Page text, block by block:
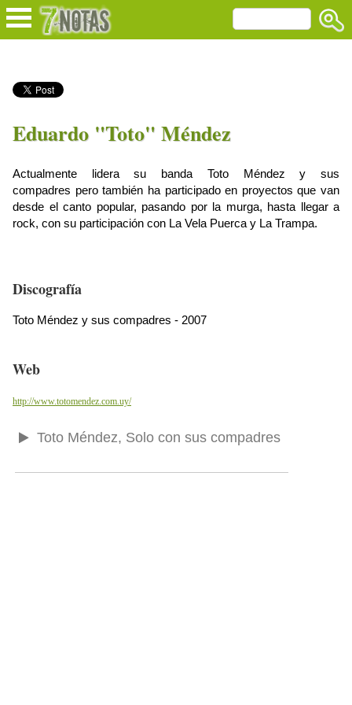
Eduardo "Toto" Méndez
Actualmente lidera su banda Toto Méndez y sus
compadres pero también ha participado en proyectos que van
desde el canto popular, pasando por la murga, hasta llegar a
rock, con su participación con La Vela Puerca y La Trampa.
Discografía
Toto Méndez y sus compadres - 2007
Web
http://www.totomendez.com.uy/
Toto Méndez, Solo con sus compadres